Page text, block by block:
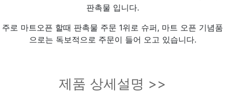
판촉물 입니다.
주로 마트오픈 할때 판촉물 주문 1위로 슈퍼, 마트 오픈 기념품
으로는 독보적으로 주문이 들어 오고 있습니다.
제품 상세설명 >>